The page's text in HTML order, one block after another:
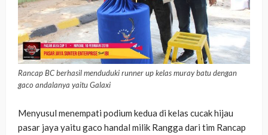
Rancap BC berhasil menduduki runner up kelas muray batu dengan
gaco andalanya yaitu Galaxi
Menyusul menempati podium kedua di kelas cucak hijau
pasar jaya yaitu gaco handal milik Rangga dari tim Rancap